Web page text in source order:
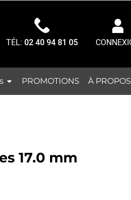
TÉL:02 40 94 81 05
PROMOTIONS À PROPOS
17.0 mm